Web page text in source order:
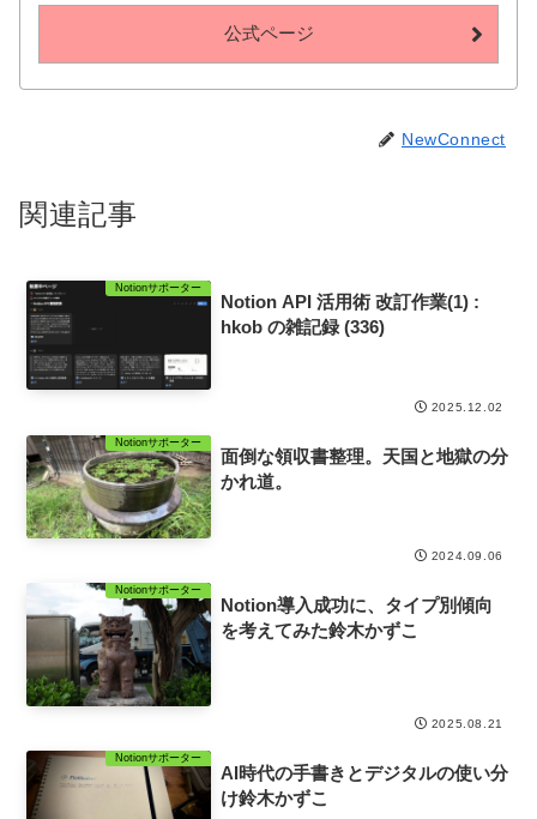
公式ページ
NewConnect
関連記事
Notionサポーター
Notion API 活用術 改訂作業(1) :
hkob の雑記録 (336)
2025.12.02
Notionサポーター
面倒な領収書整理。天国と地獄の分
かれ道。
2024.09.06
Notionサポーター
Notion導入成功に、タイプ別傾向
を考えてみた鈴木かずこ
2025.08.21
Notionサポーター
AI時代の手書きとデジタルの使い分
け鈴木かずこ